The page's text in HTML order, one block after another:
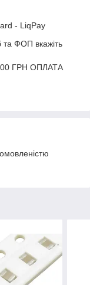
- LiqPay
та ФОП вкажіть
ГРН ОПЛАТА